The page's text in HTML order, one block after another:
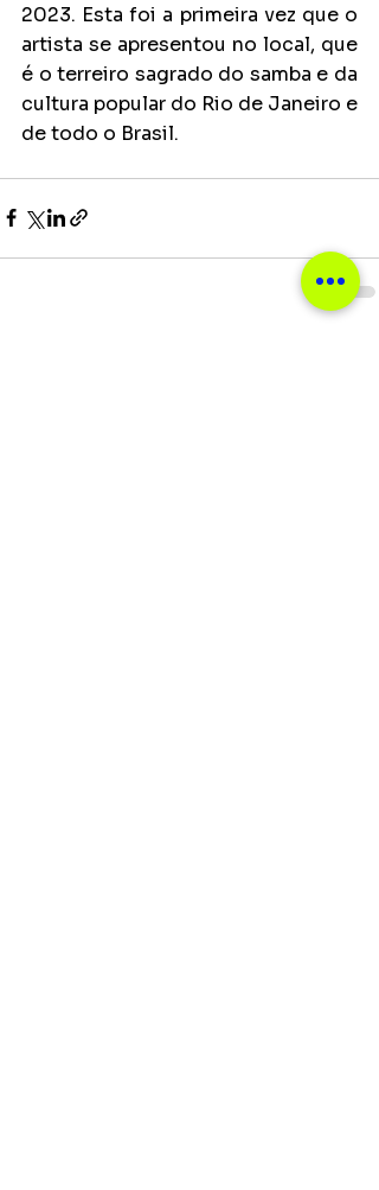
2023. Esta foi a primeira vez que o
artista se apresentou no local, que
é o terreiro sagrado do samba e da
cultura popular do Rio de Janeiro e
de todo o Brasil.